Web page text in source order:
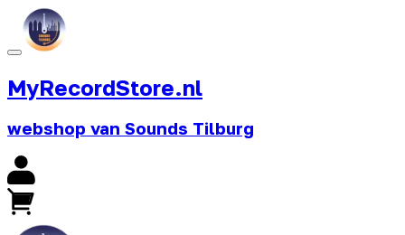
MyRecordStore.nl
webshop van Sounds Tilburg